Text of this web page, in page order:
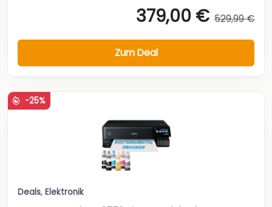
379,00 € 529,99 €
Zum Deal
-25%
Deals, Elektronik